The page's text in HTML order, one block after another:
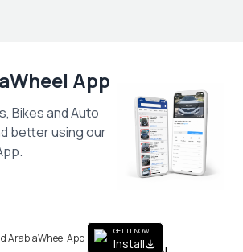
App
Bikes and Auto
better using our
ArabiaWheel App
GET IT NOW
Install